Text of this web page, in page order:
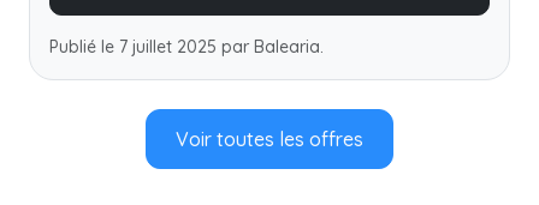
Publié le 7 juillet 2025 par Balearia.
Voir toutes les offres